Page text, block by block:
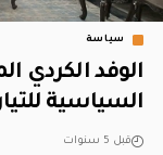
سياسة
الوفد الكردي
السياسية
قبل 5 سنوات